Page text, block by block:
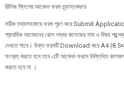
রিলিজ স্লিপের আবেদন ফরম চূড়ান্তকরণঃ
সঠিক তথ্যসহকারে ফরম পূরণ করে Submit
প্রাথমিক আবেদনের রোল নম্বর কলেজের নাম ও বিষয়
দেখতে পাবে। উক্ত ফরমটি Download করে A4
সংগ্রহ করতে হবে তবে এটি আবেদন ফরমে উল্লিখিত
করতে হবে না ।